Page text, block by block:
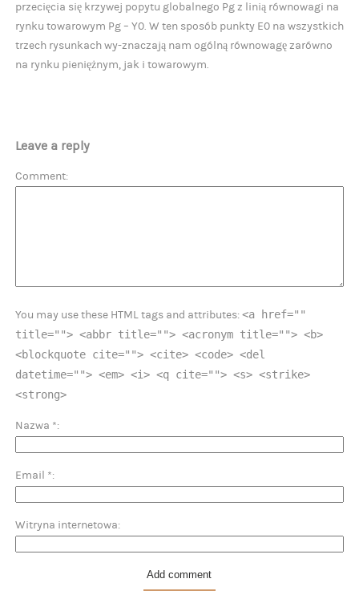
przecięcia się krzywej popytu globalnego Pg z linią równowagi na
rynku towarowym Pg – Y0. W ten sposób punkty E0 na wszystkich
trzech rysunkach wy-znaczają nam ogólną równowagę zarówno
na rynku pieniężnym, jak i towarowym.
Leave a reply
Comment
You may use these HTML tags and attributes:<a href=""
title=""> <abbr title=""> <acronym title=""> <b>
<blockquote cite=""> <cite> <code> <del
datetime=""> <em> <i> <q cite=""> <s> <strike>
<strong>
Nazwa *
Email *
Witryna internetowa